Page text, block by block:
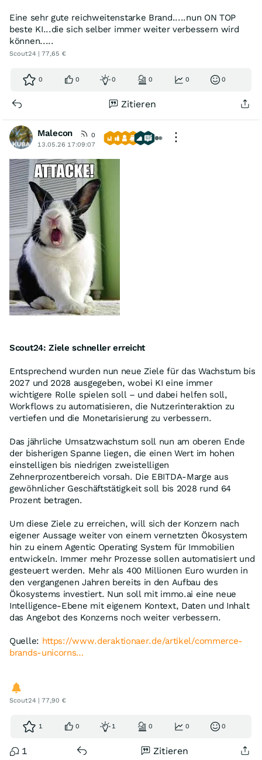
Eine sehr gute reichweitenstarke Brand.....nun ON TOP
beste KI...die sich selber immer weiter verbessern wird
können.....
Scout24 | 77,65 €
0 0 0 0 0 0
Zitieren
Malecon
0
13.05.26 17:09:07
Scout24: Ziele schneller erreicht
Entsprechend wurden nun neue Ziele für das Wachstum bis
2027 und 2028 ausgegeben, wobei KI eine immer
wichtigere Rolle spielen soll – und dabei helfen soll,
Workflows zu automatisieren, die Nutzerinteraktion zu
vertiefen und die Monetarisierung zu verbessern.
Das jährliche Umsatzwachstum soll nun am oberen Ende
der bisherigen Spanne liegen, die einen Wert im hohen
einstelligen bis niedrigen zweistelligen
Zehnerprozentbereich vorsah. Die EBITDA-Marge aus
gewöhnlicher Geschäftstätigkeit soll bis 2028 rund 64
Prozent betragen.
Um diese Ziele zu erreichen, will sich der Konzern nach
eigener Aussage weiter von einem vernetzten Ökosystem
hin zu einem Agentic Operating System für Immobilien
entwickeln. Immer mehr Prozesse sollen automatisiert und
gesteuert werden. Mehr als 400 Millionen Euro wurden in
den vergangenen Jahren bereits in den Aufbau des
Ökosystems investiert. Nun soll mit immo.ai eine neue
Intelligence-Ebene mit eigenem Kontext, Daten und Inhalt
das Angebot des Konzerns noch weiter verbessern.
Quelle: https://www.deraktionaer.de/artikel/commerce-
brands-unicorns…
Scout24 | 77,90 €
1 0 1 0 0 0
1 Zitieren